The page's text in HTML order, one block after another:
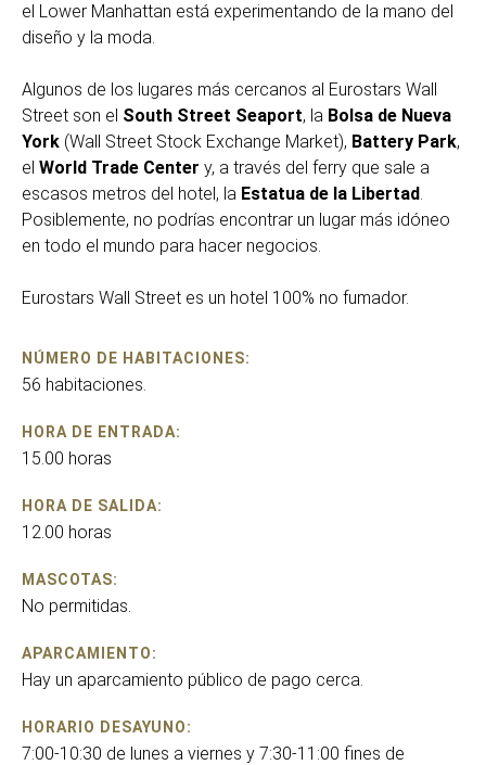
el Lower Manhattan está experimentando de la mano del
diseño y la moda.
Algunos de los lugares más cercanos al Eurostars Wall
Street son el South Street Seaport, la Bolsa de Nueva
York (Wall Street Stock Exchange Market), Battery Park,
el World Trade Center y, a través del ferry que sale a
escasos metros del hotel, la Estatua de la Libertad.
Posiblemente, no podrías encontrar un lugar más idóneo
en todo el mundo para hacer negocios.
Eurostars Wall Street es un hotel 100% no fumador.
NÚMERO DE HABITACIONES:
56 habitaciones.
HORA DE ENTRADA:
15.00 horas
HORA DE SALIDA:
12.00 horas
MASCOTAS:
No permitidas.
APARCAMIENTO:
Hay un aparcamiento público de pago cerca.
HORARIO DESAYUNO:
7:00-10:30 de lunes a viernes y 7:30-11:00 fines de